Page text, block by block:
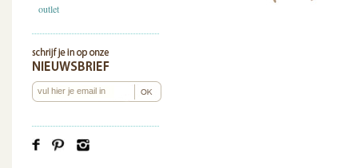
outlet